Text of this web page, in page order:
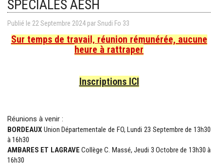
SPÉCIALES AESH
Publié le 22 Septembre 2024 parSnudi Fo 33
Sur temps de travail, réunion rémunérée, aucune
heure à rattraper
Inscriptions ICI
Réunions à venir :
BORDEAUX Union Départementale de FO, Lundi 23 Septembre de 13h30
à 16h30
AMBARES ET LAGRAVE Collège C. Massé, Jeudi 3 Octobre de 13h30 à
16h30